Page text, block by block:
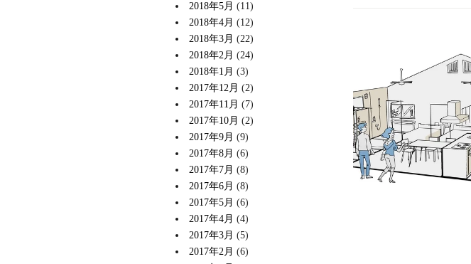
2018年5月 (11)
2018年4月 (12)
2018年3月 (22)
2018年2月 (24)
2018年1月 (3)
2017年12月 (2)
2017年11月 (7)
2017年10月 (2)
2017年9月 (9)
2017年8月 (6)
2017年7月 (8)
2017年6月 (8)
2017年5月 (6)
2017年4月 (4)
2017年3月 (5)
2017年2月 (6)